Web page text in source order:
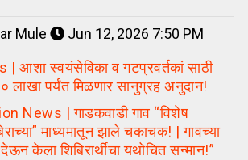
Mule
Jun 12, 2026 7:50 PM
आशा स्वयंसेविका व गटप्रवर्तकां साठी
लाखा पर्यंत मिळणार सानुग्रह अनुदान!
News | गाडकवाडी गाव “विशेष
माध्यमातून झाले चकाचक! | गावच्या
केला शिबिरार्थींचा यथोचित सन्मान!”